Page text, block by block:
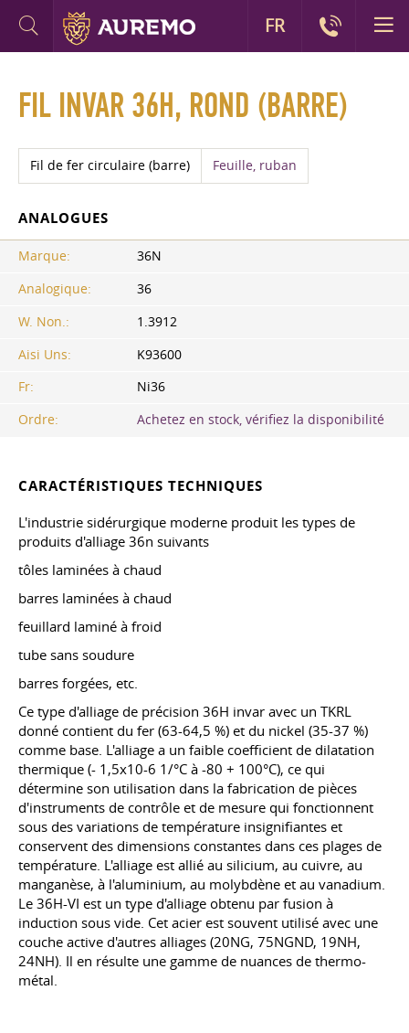
FIL INVAR 36H, ROND (BARRE)
Fil de fer circulaire (barre) Feuille, ruban
ANALOGUES
Marque:
36N
Analogique:
36
W. Non.:
1.3912
Aisi Uns:
K93600
Fr:
Ni36
Ordre:
Achetez en stock, vérifiez la disponibilité
CARACTÉRISTIQUES TECHNIQUES
L'industrie sidérurgique moderne produit les types de
produits d'alliage 36n suivants
tôles laminées à chaud
barres laminées à chaud
feuillard laminé à froid
tube sans soudure
barres forgées, etc.
Ce type d'alliage de précision 36H invar avec un TKRL
donné contient du fer (63-64,5 %) et du nickel (35-37 %)
comme base. L'alliage a un faible coefficient de dilatation
thermique (- 1,5x10-6 1/°С à -80 + 100°C), ce qui
détermine son utilisation dans la fabrication de pièces
d'instruments de contrôle et de mesure qui fonctionnent
sous des variations de température insignifiantes et
conservent des dimensions constantes dans ces plages de
température. L'alliage est allié au silicium, au cuivre, au
manganèse, à l'aluminium, au molybdène et au vanadium.
Le 36H-VI est un type d'alliage obtenu par fusion à
induction sous vide. Cet acier est souvent utilisé avec une
couche active d'autres alliages (20NG, 75NGND, 19NH,
24NH). Il en résulte une gamme de nuances de thermo-
métal.
FR